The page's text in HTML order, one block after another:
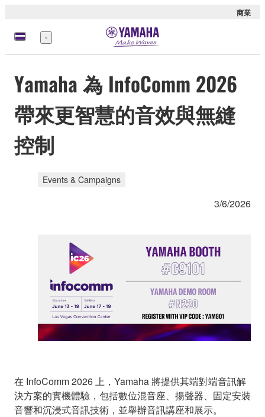
商業
選
單
Yamaha 為 InfoComm 2026
帶來更智慧的音效與無縫
控制
Events & Campaigns
3/6/2026
在 InfoComm 2026 上，Yamaha 將提供其端對端音訊解
決方案的實機體驗，包括數位混音座、揚聲器、固定安裝
音響和沉浸式音訊技術，並舉辦音訊講座和展示。